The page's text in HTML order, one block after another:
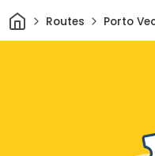
ThuisRoutes Porto